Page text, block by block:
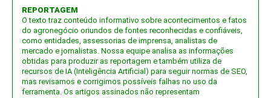
REPORTAGEM
O texto traz conteúdo informativo sobre acontecimentos e fatos
do agronegócio oriundos de fontes reconhecidas e confiáveis,
como entidades, assessorias de imprensa, analistas de
mercado e jornalistas. Nossa equipe analisa as informações
obtidas para produzir as reportagem e também utiliza de
recursos de IA (Inteligência Artificial) para seguir normas de SEO,
mas revisamos e corrigimos possíveis falhas no uso da
ferramenta. Os artigos assinados não representam